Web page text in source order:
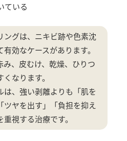
ている
ングは、ニキビ跡や色素沈
効なケースがあります。
み、皮むけ、乾燥、ひりつ
なります。
は、強い剥離よりも「肌を
ツヤを出す」「負担を抑え
重視する治療です。